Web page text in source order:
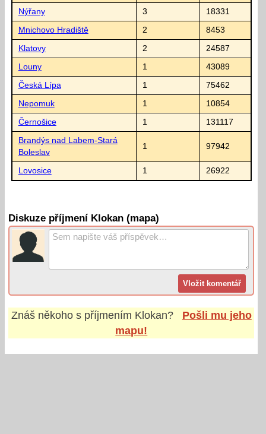
Nýřany 3 18331
Mnichovo Hradiště 2 8453
Klatovy 2 24587
Louny 1 43089
Česká Lípa 1 75462
Nepomuk 1 10854
Černošice 1 131117
Brandýs nad Labem-Stará
Boleslav
1 97942
Lovosice 1 26922
Diskuze příjmení Klokan (mapa)
Znáš někoho s příjmením Klokan?
Pošli mu jeho
mapu!